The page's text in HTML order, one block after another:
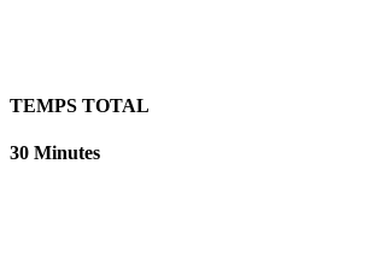
TEMPS TOTAL
30 Minutes